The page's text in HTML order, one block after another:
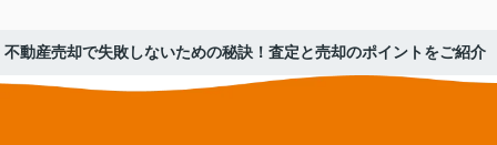
不動産売却で失敗しないための秘訣！査定と売却のポイントをご紹介